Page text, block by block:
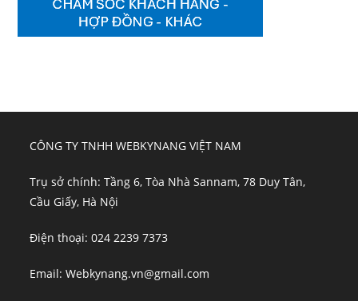
CÔNG TY TNHH WEBKYNANG VIỆT NAM
Trụ sở chính: Tầng 6, Tòa Nhà Sannam, 78 Duy Tân,
Cầu Giấy, Hà Nội
Điện thoại: 024 2239 7373
Email: Webkynang.vn@gmail.com